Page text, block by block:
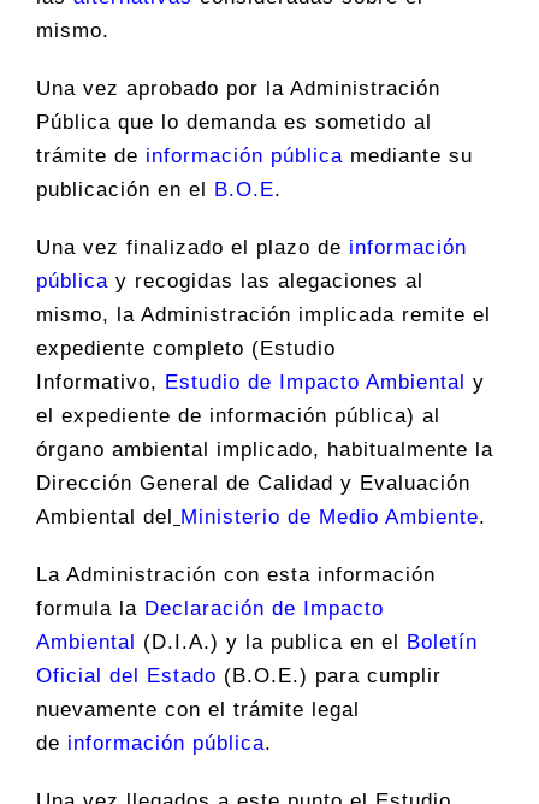
mismo.
Una vez aprobado por la Administración
Pública que lo demanda es sometido al
trámite de información públicamediante su
publicación en el
B.O.E.
Una vez finalizado el plazo de información
públicay recogidas las alegaciones al
mismo, la Administración implicada remite el
expediente completo (Estudio
Informativo, Estudio de Impacto Ambiental y
el expediente de información pública) al
órgano ambiental implicado, habitualmente la
Dirección General de Calidad y Evaluación
Ambiental del
Ministerio de Medio Ambiente.
La Administración con esta información
formula la Declaración de Impacto
Ambiental
(D.I.A.) y la publica en el
Boletín
Oficial del Estado (B.O.E.) para cumplir
nuevamente con el trámite legal
de información pública.